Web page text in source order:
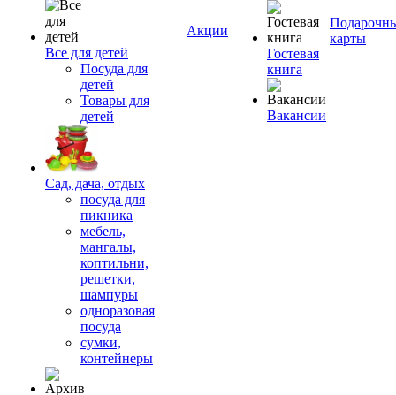
Все для детей
Посуда для
детей
Товары для
детей
Сад, дача, отдых
посуда для
пикника
мебель,
мангалы,
коптильни,
решетки,
шампуры
одноразовая
посуда
сумки,
контейнеры
Акции
Гостевая
книга
Вакансии
карты